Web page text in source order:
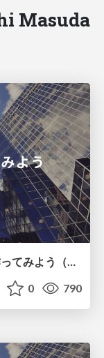
Masuda
2022-09-05 「明日から新規事業を作ってみよう（実践編）」トヨタ車体株式会社様ウェビナー
0 790